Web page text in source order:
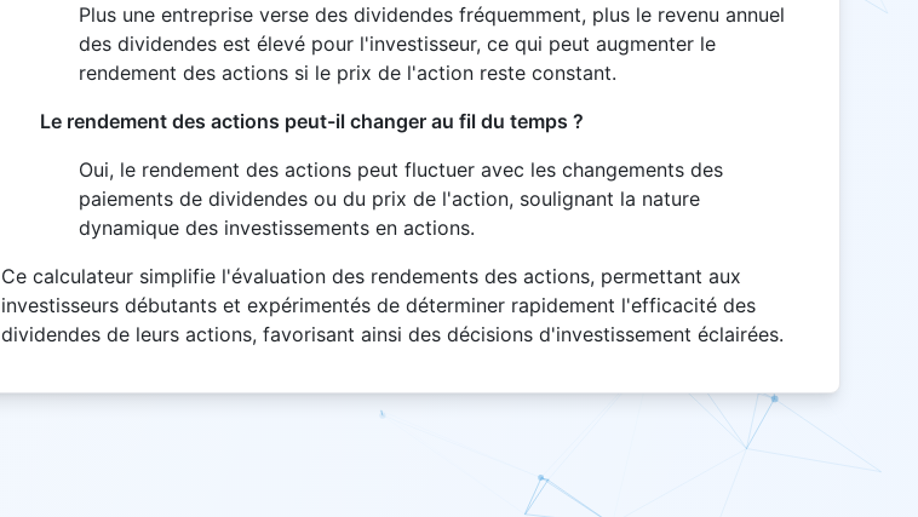
Plus une entreprise verse des dividendes fréquemment, plus le revenu annuel
des dividendes est élevé pour l'investisseur, ce qui peut augmenter le
rendement des actions si le prix de l'action reste constant.
Le rendement des actions peut-il changer au fil du temps ?
Oui, le rendement des actions peut fluctuer avec les changements des
paiements de dividendes ou du prix de l'action, soulignant la nature
dynamique des investissements en actions.
Ce calculateur simplifie l'évaluation des rendements des actions, permettant aux
investisseurs débutants et expérimentés de déterminer rapidement l'efficacité des
dividendes de leurs actions, favorisant ainsi des décisions d'investissement éclairées.